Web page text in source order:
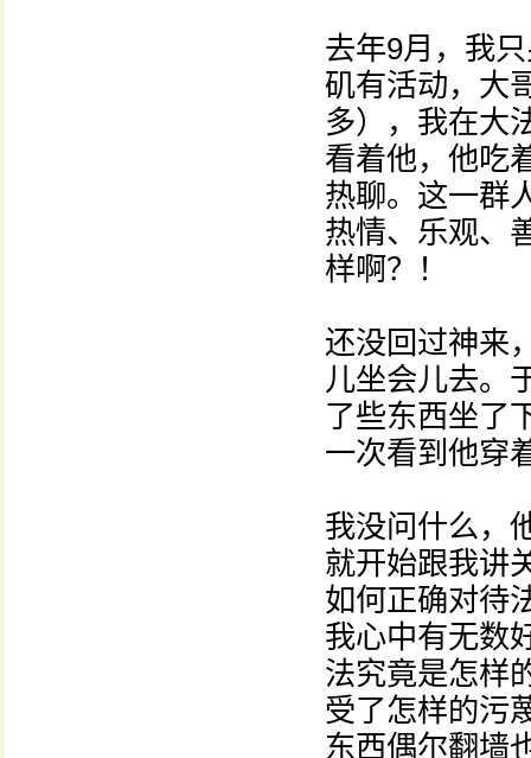
去年9月，我
矶有活动，大
多），我在大
看着他，他吃
热聊。这一群
热情、乐观、
样啊？！
还没回过神来
儿坐会儿去。
了些东西坐了
一次看到他穿
我没问什么，
就开始跟我讲
如何正确对待
我心中有无数
法究竟是怎样
受了怎样的污
东西偶尔翻墙